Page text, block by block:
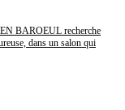
BAROEUL recherche
dans un salon qui